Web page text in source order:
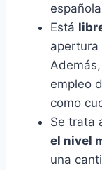
Está
apertura
empleo
como
Se trata
el nivel
una